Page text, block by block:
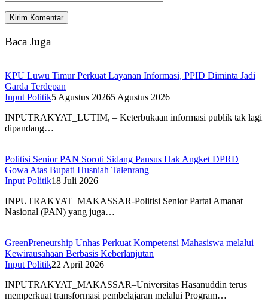
Baca Juga
KPU Luwu Timur Perkuat Layanan Informasi, PPID Diminta Jadi
Garda Terdepan
Input Politik5 Agustus 20265 Agustus 2026
INPUTRAKYAT_LUTIM, – Keterbukaan informasi publik tak lagi
dipandang…
Politisi Senior PAN Soroti Sidang Pansus Hak Angket DPRD
Gowa Atas Bupati Husniah Talenrang
Input Politik18 Juli 2026
INPUTRAKYAT_MAKASSAR-Politisi Senior Partai Amanat
Nasional (PAN) yang juga…
GreenPreneurship Unhas Perkuat Kompetensi Mahasiswa melalui
Kewirausahaan Berbasis Keberlanjutan
Input Politik22 April 2026
INPUTRAKYAT_MAKASSAR–Universitas Hasanuddin terus
memperkuat transformasi pembelajaran melalui Program…